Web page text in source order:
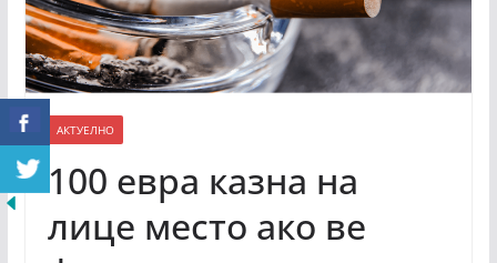
АКТУЕЛНО
100 евра казна на
лице место ако ве